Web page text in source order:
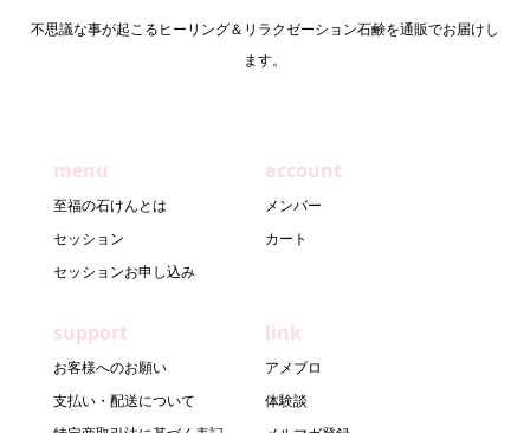
不思議な事が起こるヒーリング＆リラクゼーション石鹸を通販でお届けし
ます。
menu
至福の石けんとは
セッション
セッションお申し込み
account
メンバー
カート
support
お客様へのお願い
支払い・配送について
link
アメブロ
体験談